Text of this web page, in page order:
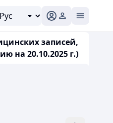
записей,
на 20.10.2025 г.)